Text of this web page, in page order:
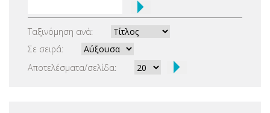
Ταξινόμηση ανά:
Σε σειρά:
Αποτελέσματα/σελίδα: